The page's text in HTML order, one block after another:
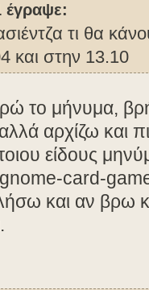
έγραψε:
τι θα
και στην 13.10
το μήνυμα,
αρχίζω και
είδους
card-
και αν βρω